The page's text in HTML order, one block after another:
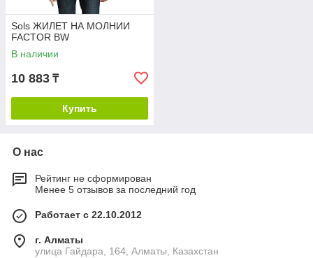
Sols ЖИЛЕТ НА МОЛНИИ
FACTOR BW
В наличии
10 883 ₸
Купить
О нас
Рейтинг не сформирован
Менее 5 отзывов за последний год
Работает с 22.10.2012
г. Алматы
улица Гайдара, 164, Алматы, Казахстан